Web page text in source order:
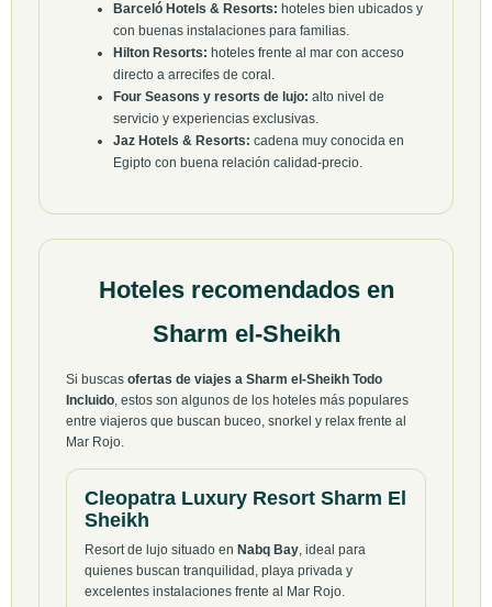
Barceló Hotels & Resorts: hoteles bien ubicados y
con buenas instalaciones para familias.
Hilton Resorts: hoteles frente al mar con acceso
directo a arrecifes de coral.
Four Seasons y resorts de lujo: alto nivel de
servicio y experiencias exclusivas.
Jaz Hotels & Resorts: cadena muy conocida en
Egipto con buena relación calidad-precio.
Hoteles recomendados en
Sharm el-Sheikh
Si buscas ofertas de viajes a Sharm el-Sheikh Todo
Incluido, estos son algunos de los hoteles más populares
entre viajeros que buscan buceo, snorkel y relax frente al
Mar Rojo.
Cleopatra Luxury Resort Sharm El
Sheikh
Resort de lujo situado en Nabq Bay, ideal para
quienes buscan tranquilidad, playa privada y
excelentes instalaciones frente al Mar Rojo.